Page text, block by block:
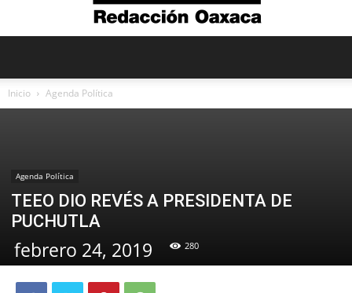
Inicio Agenda Política
Agenda Política
TEEO DIO REVÉS A PRESIDENTA DE
PUCHUTLA
febrero 24, 2019 280